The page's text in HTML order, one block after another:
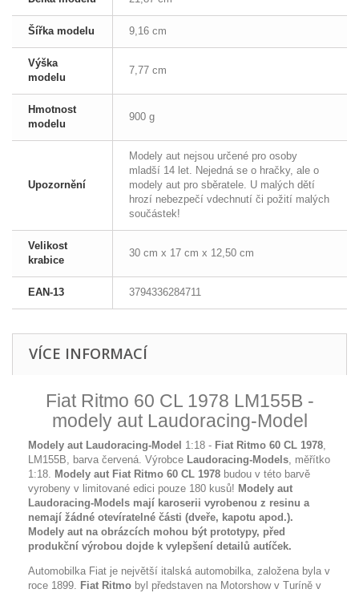
Šířka modelu 9,16 cm
Výška
modelu
7,77 cm
Hmotnost
modelu
900 g
Upozornění
Modely aut nejsou určené pro osoby
mladší 14 let. Nejedná se o hračky, ale o
modely aut pro sběratele. U malých dětí
hrozí nebezpečí vdechnutí či požití malých
součástek!
Velikost
krabice
30 cm x 17 cm x 12,50 cm
EAN-13 3794336284711
VÍCE INFORMACÍ
Fiat Ritmo 60 CL 1978 LM155B -
modely aut Laudoracing-Model
Modely aut Laudoracing-Model 1:18 - Fiat Ritmo 60 CL 1978,
LM155B, barva červená. Výrobce Laudoracing-Models, měřítko
1:18. Modely aut Fiat Ritmo 60 CL 1978 budou v této barvě
vyrobeny v limitované edici pouze 180 kusů! Modely aut
Laudoracing-Models mají karoserii vyrobenou z resinu a
nemají žádné otevíratelné části (dveře, kapotu apod.).
Modely aut na obrázcích mohou být prototypy, před
produkční výrobou dojde k vylepšení detailů autíček.
Automobilka Fiat je největší italská automobilka, založena byla v
roce 1899. Fiat Ritmo byl představen na Motorshow v Turíně v